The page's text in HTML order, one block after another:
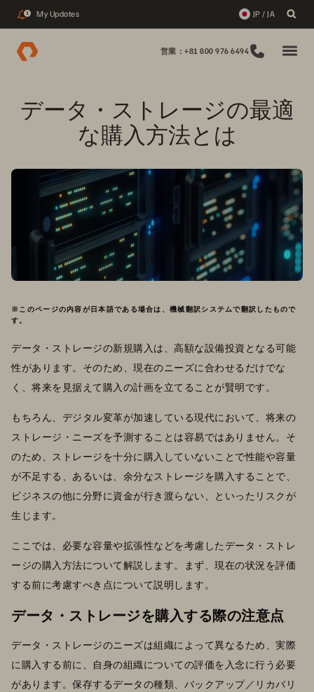
1 My Updates JP / JA
営業：+81 800 976 6494
データ・ストレージの最適
な購入方法とは
※このページの内容が日本語である場合は、機械翻訳システムで翻訳したもので
す。
データ・ストレージの新規購入は、高額な設備投資となる可能
性があります。そのため、現在のニーズに合わせるだけでな
く、将来を見据えて購入の計画を立てることが賢明です。
もちろん、デジタル変革が加速している現代において、将来の
ストレージ・ニーズを予測することは容易ではありません。そ
のため、ストレージを十分に購入していないことで性能や容量
が不足する、あるいは、余分なストレージを購入することで、
ビジネスの他に分野に資金が行き渡らない、といったリスクが
生じます。
ここでは、必要な容量や拡張性などを考慮したデータ・ストレ
ージの購入方法について解説します。まず、現在の状況を評価
する前に考慮すべき点について説明します。
データ・ストレージを購入する際の注意点
データ・ストレージのニーズは組織によって異なるため、実際
に購入する前に、自身の組織についての評価を入念に行う必要
があります。保存するデータの種類、バックアップ／リカバリ